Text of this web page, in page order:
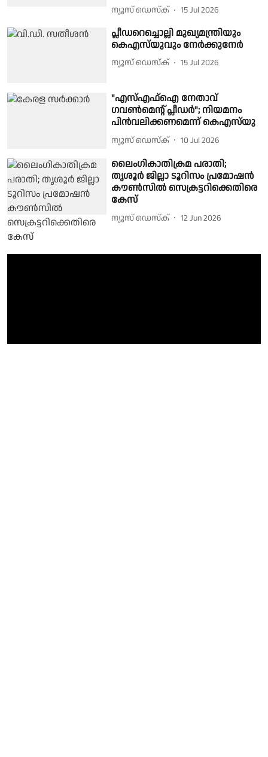
ന്യൂസ് ഡെസ്ക് 15 Jul 2026
പ്ലീഡറെച്ചൊല്ലി മുഖ്യമന്ത്രിയും
കെഎസ്‌യുവും നേർക്കുനേർ
ന്യൂസ് ഡെസ്ക് 15 Jul 2026
"എസ്എഫ്ഐ നേതാവ്
ഗവൺമെൻ്റ് പ്ലീഡർ"; നിയമനം
പിൻവലിക്കണമെന്ന് കെഎസ്‌യു
ന്യൂസ് ഡെസ്ക് 10 Jul 2026
ലൈംഗികാതിക്രമ പരാതി;
തൃശൂർ ജില്ലാ ടൂറിസം പ്രമോഷൻ
കൗൺസിൽ സെക്രട്ടറിക്കെതിരെ
കേസ്
ന്യൂസ് ഡെസ്ക് 12 Jun 2026